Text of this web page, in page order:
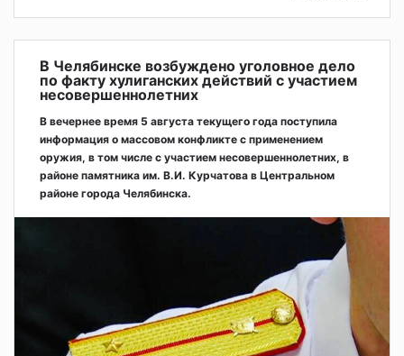
В Челябинске возбуждено уголовное дело
по факту хулиганских действий с участием
несовершеннолетних
В вечернее время 5 августа текущего года поступила
информация о массовом конфликте с применением
оружия, в том числе с участием несовершеннолетних, в
районе памятника им. В.И. Курчатова в Центральном
районе города Челябинска.